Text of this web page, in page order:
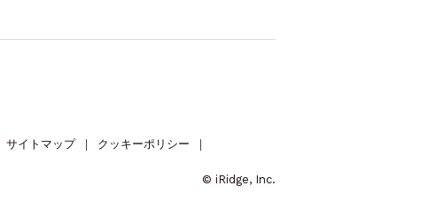
サイトマップ ｜ クッキーポリシー
｜
© iRidge, Inc.